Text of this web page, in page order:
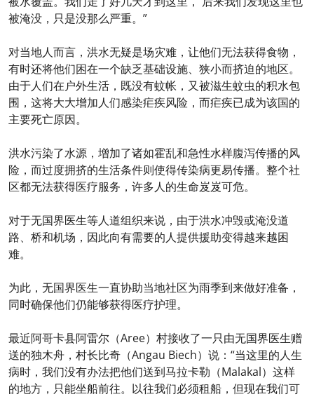
被淹没，只是没那么严重。”
对当地人而言，洪水无疑是场灾难，让他们无法获得食物，
有时还将他们困在一个缺乏基础设施、狭小而挤迫的地区。
由于人们在户外生活，既没有蚊帐，又被滋生蚊虫的积水包
围，这将大大增加人们感染疟疾风险，而疟疾已成为该国的
主要死亡原因。
洪水污染了水源，增加了诸如霍乱和急性水样腹泻传播的风
险，而过度拥挤的生活条件则使得传染病更易传播。整个社
区都无法获得医疗服务，许多人的生命岌岌可危。
对于无国界医生等人道组织来说，由于洪水冲毁或淹没道
路、桥和机场，因此向有需要的人提供援助变得越来越困
难。
为此，无国界医生一直协助当地社区为雨季到来做好准备，
同时确保他们仍能够获得医疗护理。
最近阿哥卡县阿雷尔（Aree）村接收了一只由无国界医生赠
送的独木舟，村长比奇（Angau Biech）说：“当这里的人生
病时，我们没有办法把他们送到马拉卡勒（Malakal）这样
的地方，只能坐船前往。以往我们必须租船，但现在我们可